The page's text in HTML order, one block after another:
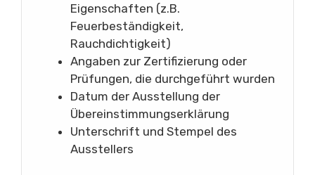
Eigenschaften (z.B.
Feuerbeständigkeit,
Rauchdichtigkeit)
Angaben zur Zertifizierung oder
Prüfungen, die durchgeführt wurden
Datum der Ausstellung der
Übereinstimmungserklärung
Unterschrift und Stempel des
Ausstellers